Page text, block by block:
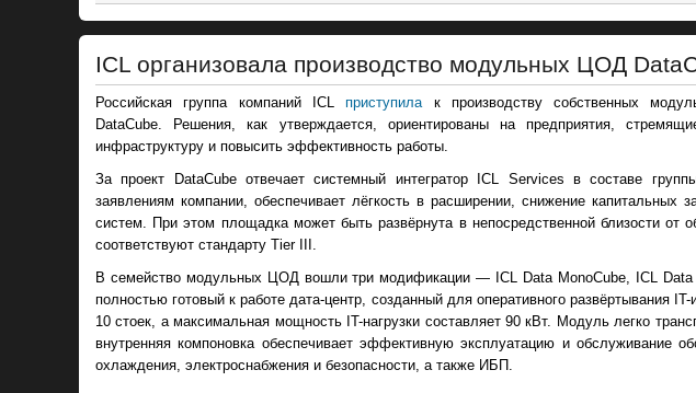
ICL организовала производство модульных ЦОД
Российская группа компаний ICLприступила к производству собственных
DataCube. Решения, как утверждается, ориентированы на предприятия,
инфраструктуру и повысить эффективность работы.
За проект DataCube отвечает системный интегратор ICL Services в составе
заявлениям компании, обеспечивает лёгкость в расширении, снижение капитальных
систем. При этом площадка может быть развёрнута в непосредственной близости от
соответствуют стандарту Tier III.
В семейство модульных ЦОД вошли три модификации — ICL Data MonoCube, ICL Data
полностью готовый к работе дата-центр, созданный для оперативного развёртывания
10 стоек, а максимальная мощность IT-нагрузки составляет 90 кВт. Модуль легко
внутренняя компоновка обеспечивает эффективную эксплуатацию и обслуживание
охлаждения, электроснабжения и безопасности, а также ИБП.